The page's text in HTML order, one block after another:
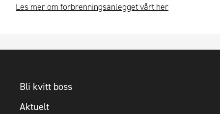
Les mer om forbrenningsanlegget vårt her
Bli kvitt boss
Aktuelt